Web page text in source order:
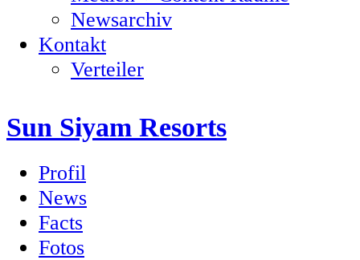
Newsarchiv
Kontakt
Verteiler
Sun Siyam Resorts
Profil
News
Facts
Fotos